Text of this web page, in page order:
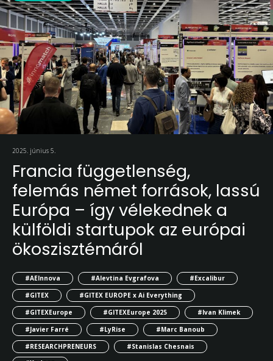
2025. június 5.
Francia függetlenség,
felemás német források, lassú
Európa – így vélekednek a
külföldi startupok az európai
ökoszisztémáról
#AEInnova #Alevtina Evgrafova
#Excalibur
#GITEX
#GITEX EUROPE x Ai Everything
#GITEXEurope
#GITEXEurope 2025
#Ivan Klimek
#Javier Farré
#LyRise
#Marc Banoub
#RESEARCHPRENEURS
#Stanislas Chesnais